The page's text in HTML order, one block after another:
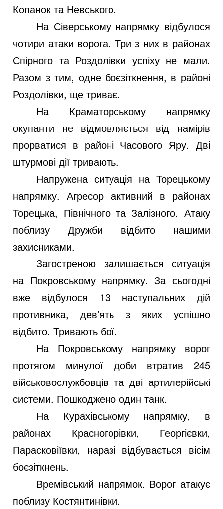
Копанок та Невського.
На Сіверському напрямку відбулося
чотири атаки ворога. Три з них в районах
Спірного та Роздолівки успіху не мали.
Разом з тим, одне боєзіткнення, в районі
Роздолівки, ще триває.
На Краматорському напрямку
окупанти не відмовляється від намірів
прорватися в районі Часового Яру. Дві
штурмові дії тривають.
Напружена ситуація на Торецькому
напрямку. Агресор активний в районах
Торецька, Північного та Залізного. Атаку
поблизу Дружби відбито нашими
захисниками.
Загостреною залишається ситуація
на Покровському напрямку. За сьогодні
вже відбулося 13 наступальних дій
противника, дев’ять з яких успішно
відбито. Тривають бої.
На Покровському напрямку ворог
протягом минулої доби втратив 245
військовослужбовців та дві артилерійські
системи. Пошкоджено один танк.
На Курахівському напрямку, в
районах Красногорівки, Георгієвки,
Парасковіївки, наразі відбувається вісім
боєзіткнень.
Времівський напрямок. Ворог атакує
поблизу Костянтинівки.